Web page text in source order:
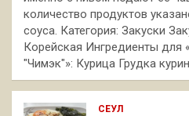
количество продуктов
соуса. Категория: Закуски
Корейская Ингредиенты для
"Чимэк"»: Курица Грудка
СЕУЛ